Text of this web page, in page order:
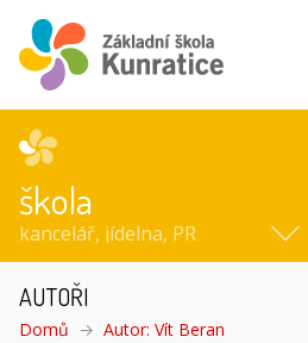
škola
kancelář, jídelna, PR
AUTOŘI
Domů Autor: Vít Beran